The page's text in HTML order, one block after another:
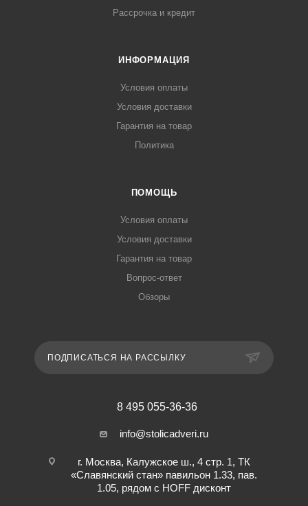
Рассрочка и кредит
ИНФОРМАЦИЯ
Условия оплаты
Условия доставки
Гарантия на товар
Политика
ПОМОЩЬ
Условия оплаты
Условия доставки
Гарантия на товар
Вопрос-ответ
Обзоры
ПОДПИСАТЬСЯ НА РАССЫЛКУ
8 495 055-36-36
info@stolicadveri.ru
г. Москва, Калужское ш., 4 стр. 1, ТК
«Славянский стан» павильон 1.33, пав.
1.05, рядом с HOFF дисконт